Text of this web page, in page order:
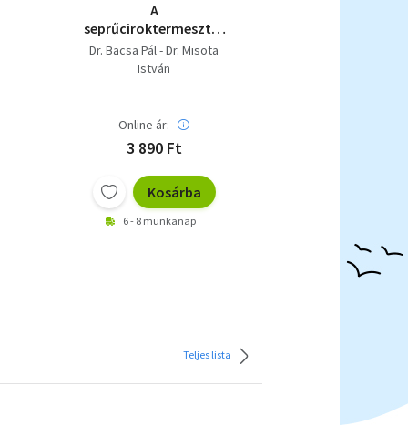
A
seprűciroktermesztés
és -feldolgozás
technológiája
Dr. Bacsa Pál - Dr. Misota
István
Online ár:
3 890 Ft
Kosárba
6 - 8 munkanap
Teljes lista